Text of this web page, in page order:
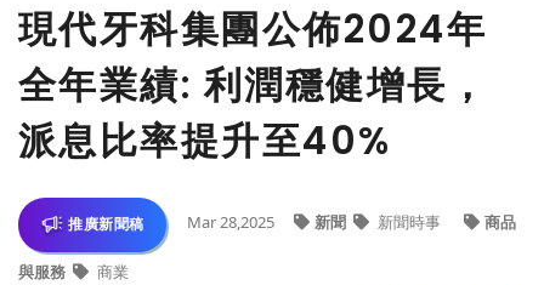
現代牙科集團公佈2024年
全年業績: 利潤穩健增長，
派息比率提升至40%
推廣新聞稿 Mar 28,2025 新聞 新聞時事 商品
與服務 商業